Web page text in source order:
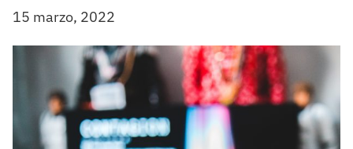
15 marzo, 2022